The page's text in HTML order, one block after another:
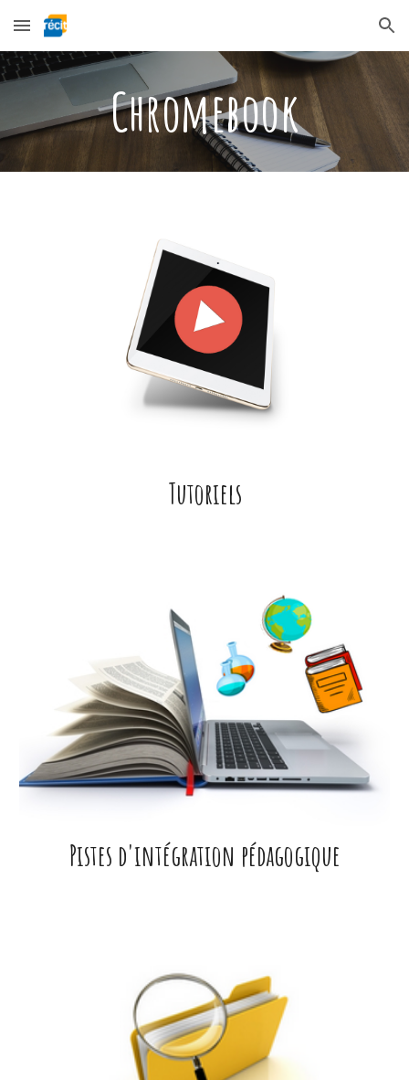
Skip to main content Skip to navigation
Chromebook
Tutoriels
Pistes d'intégration pédagogique